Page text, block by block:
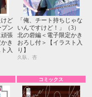
ど
ン
張
き
入
「俺、チート持ちじゃな
いんですけど！」（3）
北の砦編＜電子限定かき
おろし付＞【イラスト入
り】
久臥、杏
コミックス